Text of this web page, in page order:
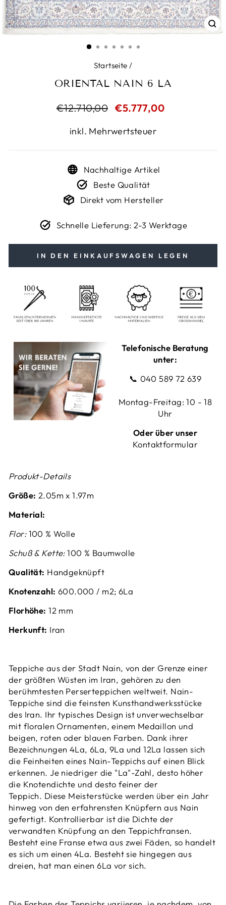
Startseite /
ORIENTAL NAIN 6 LA
Normaler
€12.710,00 Sonderpreis
€5.777,00
inkl. Mehrwertsteuer
Nachhaltige Artikel
Beste Qualität
Direkt vom Hersteller
Schnelle Lieferung: 2-3 Werktage
IN DEN EINKAUFSWAGEN LEGEN
Telefonische Beratung
unter:
📞 040 589 72 639
Montag-Freitag: 10 - 18
Uhr
Oder über unser
Kontaktformular
Produkt-Details
Größe: 2.05m x 1.97m
Material:
Flor: 100 % Wolle
Schuß & Kette: 100 % Baumwolle
Qualität: Handgeknüpft
Knotenzahl: 600.000 / m2; 6La
Florhöhe: 12 mm
Herkunft: Iran
Teppiche aus der Stadt Nain, von der Grenze einer
der größten Wüsten im Iran, gehören zu den
berühmtesten Perserteppichen weltweit. Nain-
Teppiche sind die feinsten Kunsthandwerksstücke
des Iran. Ihr typisches Design ist unverwechselbar
mit floralen Ornamenten, einem Medaillon und
beigen, roten oder blauen Farben. Dank ihrer
Bezeichnungen 4La, 6La, 9La und 12La lassen sich
die Feinheiten eines Nain-Teppichs auf einen Blick
erkennen. Je niedriger die "La"-Zahl, desto höher
die Knotendichte und desto feiner der
Teppich. Diese Meisterstücke werden über ein Jahr
hinweg von den erfahrensten Knüpfern aus Nain
gefertigt. Kontrollierbar ist die Dichte der
verwandten Knüpfung an den Teppichfransen.
Besteht eine Franse etwa aus zwei Fäden, so handelt
es sich um einen 4La. Besteht sie hingegen aus
dreien, hat man einen 6La vor sich.